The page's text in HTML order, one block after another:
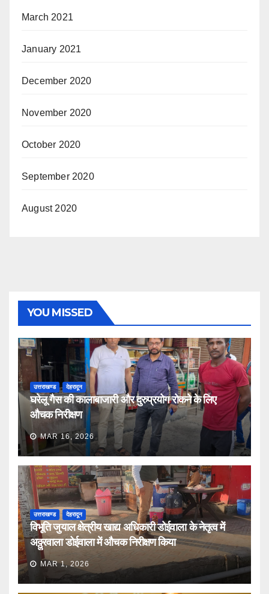
March 2021
January 2021
December 2020
November 2020
October 2020
September 2020
August 2020
YOU MISSED
उत्तराखण्ड देहरादून
घरेलू गैस की कालाबाजारी और दुरुप्रयोग रोकने के लिए
औचक निरीक्षण
MAR 16, 2026
उत्तराखण्ड देहरादून
विभूति जुयाल क्षेत्रीय खाद्य अधिकारी डोईवाला के नेतृत्व में
अठ्ठुरवाला डोईवाला में औचक निरीक्षण किया
MAR 1, 2026